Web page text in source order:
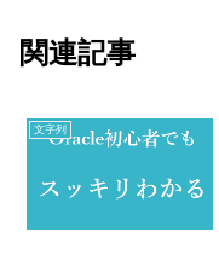
関連記事
文字列